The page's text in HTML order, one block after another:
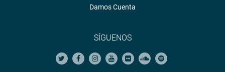
Damos Cuenta
SÍGUENOS